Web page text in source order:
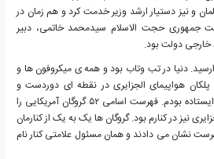
و نیز دستیار ارشد وزیر خدمت کرد و هم زمان در
جمهوری حجت الاسلام سیدمحمد خاتمی، دبیر
خارجی دولت بود.
دنیا در تب وتاب بود و همه ی میکروفون ها و
هواپیمای الجزایری در نقطه ای دوردست و
حفاظت شده در فرودگاه مهرآباد ایستاده بودم. فهرست اسامی ۵۲ گروگان آمریکایی را
نیز در کنارم بود. گروگان ها یک به یک از کنارمان
نشان می دادند و همان مسئول علامتی کنار نام